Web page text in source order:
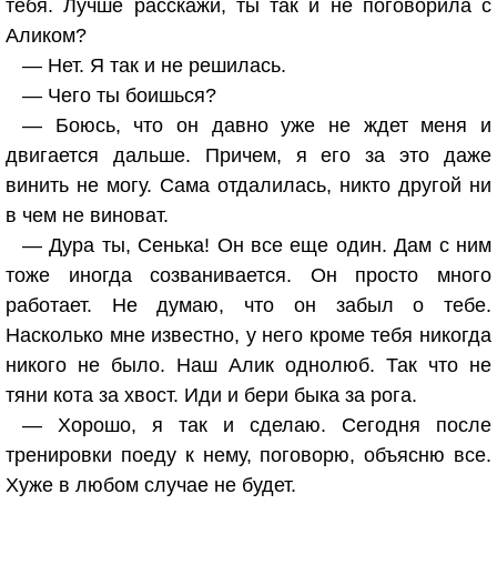
тебя. Лучше расскажи, ты так и не поговорила с
Аликом?
— Нет. Я так и не решилась.
— Чего ты боишься?
— Боюсь, что он давно уже не ждет меня и
двигается дальше. Причем, я его за это даже
винить не могу. Сама отдалилась, никто другой ни
в чем не виноват.
— Дура ты, Сенька! Он все еще один. Дам с ним
тоже иногда созванивается. Он просто много
работает. Не думаю, что он забыл о тебе.
Насколько мне известно, у него кроме тебя никогда
никого не было. Наш Алик однолюб. Так что не
тяни кота за хвост. Иди и бери быка за рога.
— Хорошо, я так и сделаю. Сегодня после
тренировки поеду к нему, поговорю, объясню все.
Хуже в любом случае не будет.